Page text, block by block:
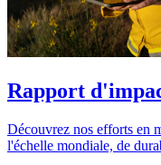
Rapport
Découvrez nos efforts en
l'échelle mondiale, de